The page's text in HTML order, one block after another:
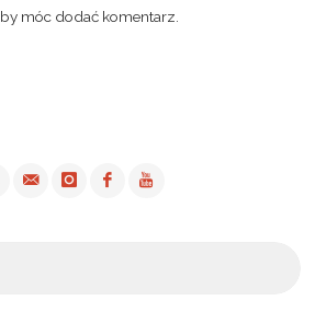
móc dodać komentarz.